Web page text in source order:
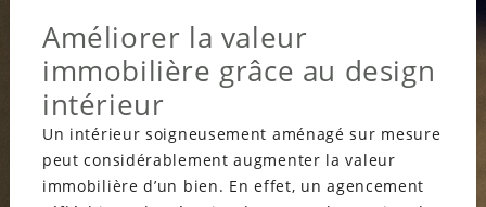
Améliorer la valeur
immobilière grâce au design
intérieur
Un intérieur soigneusement aménagé sur mesure
peut considérablement augmenter la valeur
immobilière d’un bien. En effet, un agencement